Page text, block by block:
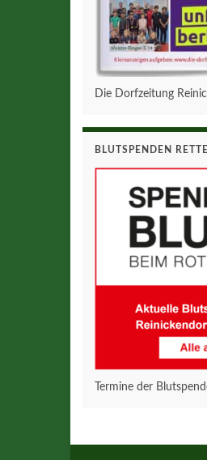
Die Dorfzeitung
BLUTSPENDEN
Termine der